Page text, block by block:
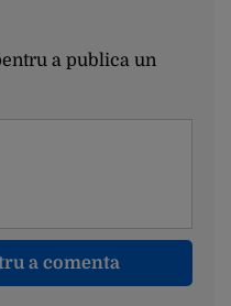
a publica un
a comenta